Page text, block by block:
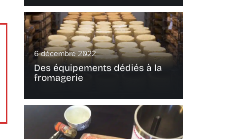
6 décembre 2022
Des équipements dédiés à la
fromagerie